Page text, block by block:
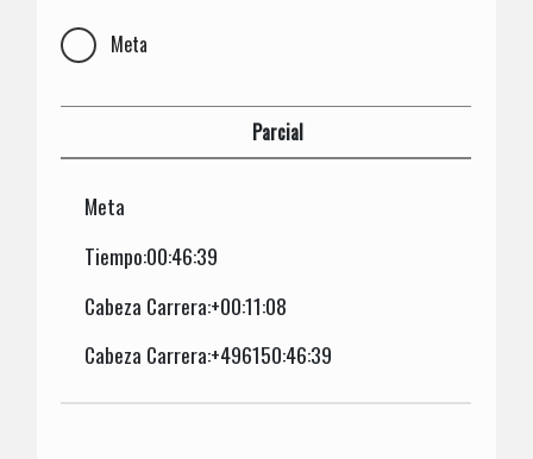
Meta
Parcial
Meta
Tiempo:00:46:39
Cabeza Carrera:+00:11:08
Cabeza Carrera:+496150:46:39